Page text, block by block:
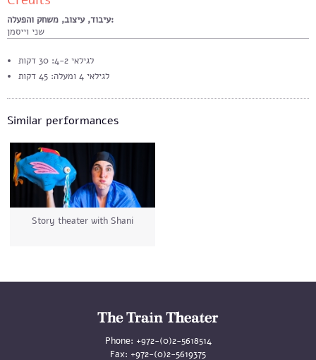
עיבוד, עיצוב, משחק והפעלה:
לגילאי 4-2: 30 דקות
לגילאי 4 ומעלה: 45 דקות
Similar performances
Story theater with Shani
Phone: +972-(0)2-5618514
Fax: +972-(0)2-5619375